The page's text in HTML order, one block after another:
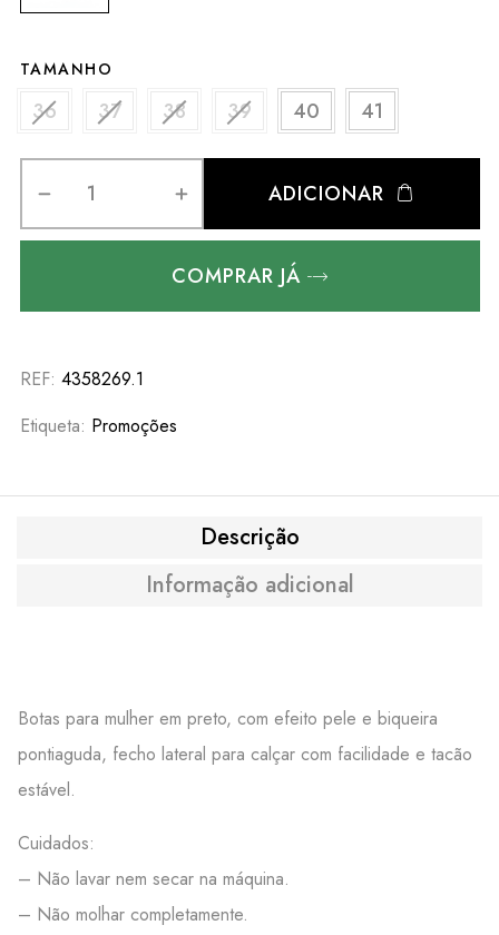
TAMANHO
36 37 38 39 40 41
ADICIONAR
COMPRAR JÁ
REF: 4358269.1
Etiqueta: Promoções
Descrição
Informação adicional
Botas para mulher em preto, com efeito pele e biqueira
pontiaguda, fecho lateral para calçar com facilidade e tacão
estável.
Cuidados:
– Não lavar nem secar na máquina.
– Não molhar completamente.